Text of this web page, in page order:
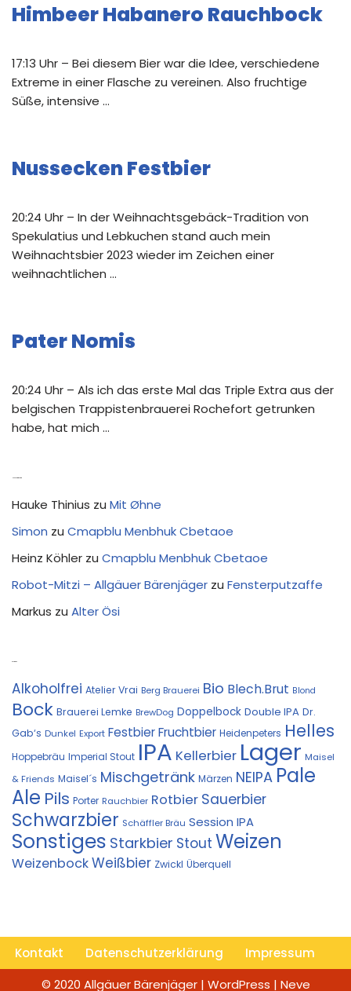
Himbeer Habanero Rauchbock
17:13 Uhr – Bei diesem Bier war die Idee, verschiedene
Extreme in einer Flasche zu vereinen. Also fruchtige
Süße, intensive …
Nussecken Festbier
20:24 Uhr – In der Weihnachtsgebäck-Tradition von
Spekulatius und Lebkuchen stand auch mein
Weihnachtsbier 2023 wieder im Zeichen einer
weihnachtlichen …
Pater Nomis
20:24 Uhr – Als ich das erste Mal das Triple Extra aus der
belgischen Trappistenbrauerei Rochefort getrunken
habe, hat mich …
Hauke Thinius zu Mit Øhne
Simon zu Cmapblu Menbhuk Cbetaoe
Heinz Köhler zu Cmapblu Menbhuk Cbetaoe
Robot-Mitzi – Allgäuer Bärenjäger zu Fensterputzaffe
Markus zu Alter Ösi
Alkoholfrei Atelier Vrai Berg Brauerei Bio Blech.Brut Blond
Bock Brauerei Lemke BrewDog Doppelbock Double IPA Dr.
Gab‘s Dunkel Export FestbierFruchtbier Heidenpeters Helles
Hoppebräu Imperial Stout IPA Kellerbier Lager Maisel
& Friends Maisel´s Mischgetränk Märzen NEIPA Pale
Ale Pils Porter Rauchbier Rotbier Sauerbier
Schwarzbier Schäffler Bräu Session IPA
Sonstiges Starkbier Stout Weizen
WeizenbockWeißbier Zwickl Überquell
Kontakt Datenschutzerklärung
Impressum
© 2020 Allgäuer Bärenjäger | WordPress | Neve